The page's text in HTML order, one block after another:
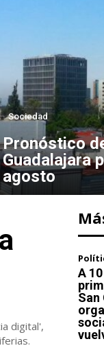
Sociedad
Pronóstico
Guadalajara
agosto
digital',
A
San